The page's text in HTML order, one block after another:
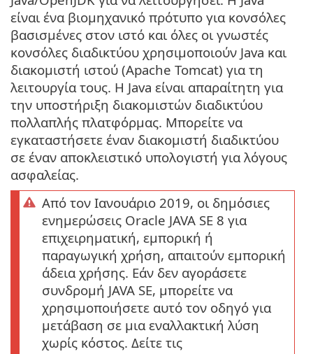
είναι ένα βιομηχανικό πρότυπο για κονσόλες
βασισμένες στον ιστό και όλες οι γνωστές
κονσόλες διαδικτύου χρησιμοποιούν Java και
διακομιστή ιστού (Apache Tomcat) για τη
λειτουργία τους. Η Java είναι απαραίτητη για
την υποστήριξη διακομιστών διαδικτύου
πολλαπλής πλατφόρμας. Μπορείτε να
εγκαταστήσετε έναν διακομιστή διαδικτύου
σε έναν αποκλειστικό υπολογιστή για λόγους
ασφαλείας.
Από τον Ιανουάριο 2019, οι δημόσιες
ενημερώσεις Oracle JAVA SE 8 για
επιχειρηματική, εμπορική ή
παραγωγική χρήση, απαιτούν εμπορική
άδεια χρήσης. Εάν δεν αγοράσετε
συνδρομή JAVA SE, μπορείτε να
χρησιμοποιήσετε αυτό τον οδηγό για
μετάβαση σε μια εναλλακτική λύση
χωρίς κόστος. Δείτε τις